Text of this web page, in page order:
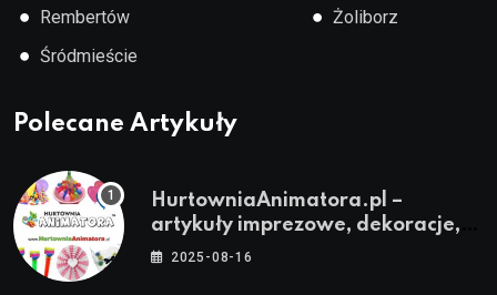
● Rembertów
● Śródmieście
● Żoliborz
Polecane Artykuły
HurtowniaAnimatora.pl –
artykuły imprezowe, dekoracje,
stroje i akcesoria dla animatorów
2025-08-16